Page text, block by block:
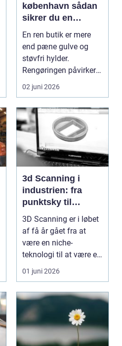
københavn sådan
sikrer du en
indbydende butik
hver dag
En ren butik er mere
end pæne gulve og
støvfri hylder.
Rengøringen påvirker
kundernes
førstehåndsind...
02 juni 2026
3d Scanning i
industrien: fra
punktsky til
præcist
projektgrundlag
3D Scanning er i løbet
af få år gået fra at
være en niche-
teknologi til at være et
helt almindeligt ...
01 juni 2026